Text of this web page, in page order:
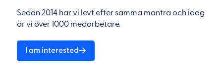
Sedan 2014 har vi levt efter samma mantra och idag
är vi över 1000 medarbetare.
I am interested